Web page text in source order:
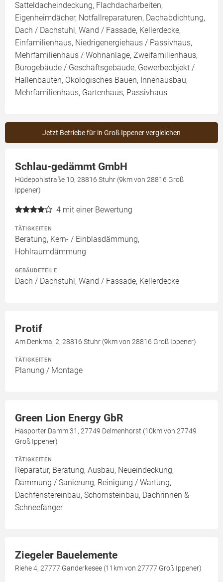
Satteldacheindeckung, Flachdacharbeiten,
Eigenheimdächer, Notfallreparaturen, Dachabdichtung,
Dach / Dachstuhl, Wand / Fassade, Kellerdecke,
Einfamilienhaus, Niedrigenergiehaus / Passivhaus,
Mehrfamilienhaus / Wohnanlage, Zweifamilienhaus,
Bürogebäude / Geschäftsgebäude, Gewerbeobjekt /
Hallenbauten, Ökologisches Bauen, Innenausbau,
Mehrfamilienhaus, Gartenhaus, Passivhaus
Jetzt Betriebe für in Groß Ippener vergleichen
Schlau-gedämmt GmbH
Hüdepohlstraße 10, 28816 Stuhr (9km von 28816 Groß
Ippener)
4 mit einer Bewertung
TÄTIGKEITEN
Beratung, Kern- / Einblasdämmung,
Hohlraumdämmung
GEBÄUDETEILE
Dach / Dachstuhl, Wand / Fassade, Kellerdecke
Protif
Am Denkmal 2, 28816 Stuhr (9km von 28816 Groß Ippener)
TÄTIGKEITEN
Planung / Montage
Green Lion Energy GbR
Hasporter Damm 31, 27749 Delmenhorst (10km von 27749
Groß Ippener)
TÄTIGKEITEN
Reparatur, Beratung, Ausbau, Neueindeckung,
Dämmung / Sanierung, Reinigung / Wartung,
Dachfenstereinbau, Schornsteinbau, Dachrinnen &
Schneefänger
Ziegeler Bauelemente
Riehe 4, 27777 Ganderkesee (11km von 27777 Groß Ippener)